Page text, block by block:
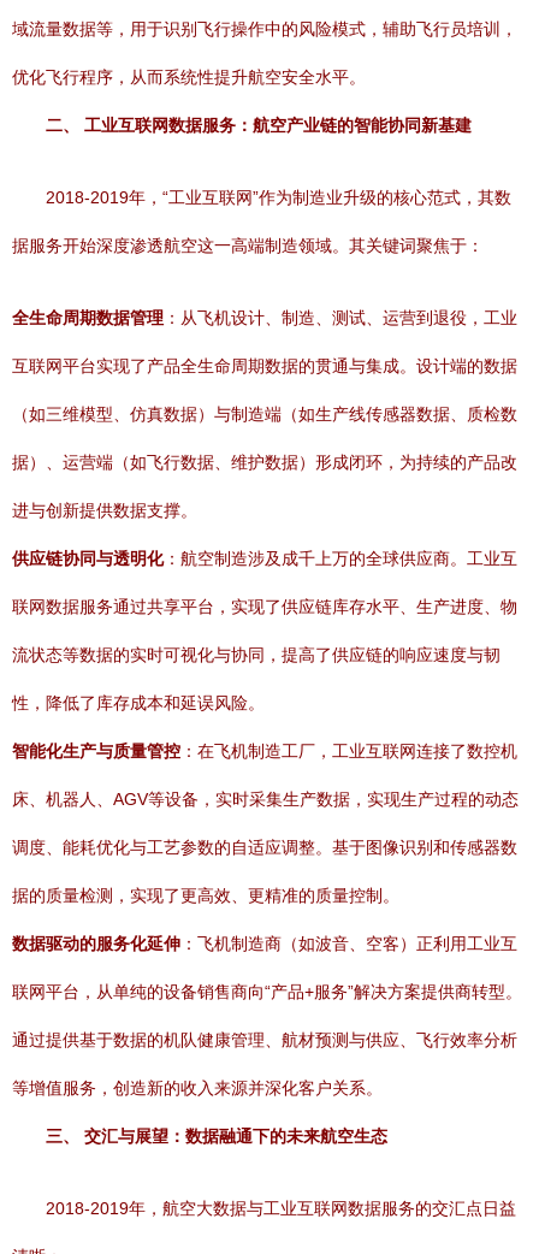
域流量数据等，用于识别飞行操作中的风险模式，辅助飞行员培训，
优化飞行程序，从而系统性提升航空安全水平。
二、 工业互联网数据服务：航空产业链的智能协同新基建
2018-2019年，“工业互联网”作为制造业升级的核心范式，其数
据服务开始深度渗透航空这一高端制造领域。其关键词聚焦于：
全生命周期数据管理 ：从飞机设计、制造、测试、运营到退役，工业
互联网平台实现了产品全生命周期数据的贯通与集成。设计端的数据
（如三维模型、仿真数据）与制造端（如生产线传感器数据、质检数
据）、运营端（如飞行数据、维护数据）形成闭环，为持续的产品改
进与创新提供数据支撑。
供应链协同与透明化：航空制造涉及成千上万的全球供应商。工业互
联网数据服务通过共享平台，实现了供应链库存水平、生产进度、物
流状态等数据的实时可视化与协同，提高了供应链的响应速度与韧
性，降低了库存成本和延误风险。
智能化生产与质量管控 ：在飞机制造工厂，工业互联网连接了数控机
床、机器人、AGV等设备，实时采集生产数据，实现生产过程的动态
调度、能耗优化与工艺参数的自适应调整。基于图像识别和传感器数
据的质量检测，实现了更高效、更精准的质量控制。
数据驱动的服务化延伸 ：飞机制造商（如波音、空客）正利用工业互
联网平台，从单纯的设备销售商向“产品+服务”解决方案提供商转型。
通过提供基于数据的机队健康管理、航材预测与供应、飞行效率分析
等增值服务，创造新的收入来源并深化客户关系。
三、 交汇与展望：数据融通下的未来航空生态
2018-2019年，航空大数据与工业互联网数据服务的交汇点日益